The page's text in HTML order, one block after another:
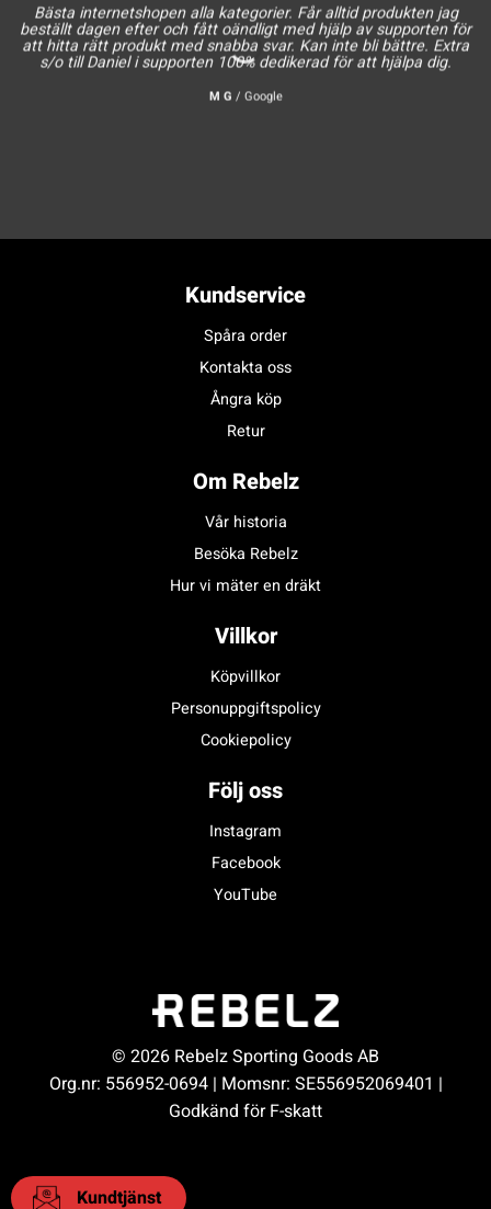
Bästa internetshopen alla kategorier. Får alltid produkten jag
beställt dagen efter och fått oändligt med hjälp av supporten för
att hitta rätt produkt med snabba svar. Kan inte bli bättre. Extra
s/o till Daniel i supporten 100% dedikerad för att hjälpa dig.
M G / Google
Kundservice
Spåra order
Kontakta oss
Ångra köp
Retur
Om Rebelz
Vår historia
Besöka Rebelz
Hur vi mäter en dräkt
Villkor
Köpvillkor
Personuppgiftspolicy
Cookiepolicy
Följ oss
Instagram
Facebook
YouTube
© 2026 Rebelz Sporting Goods AB
Org.nr: 556952-0694 | Momsnr: SE556952069401 |
Godkänd för F-skatt
Kundtjänst